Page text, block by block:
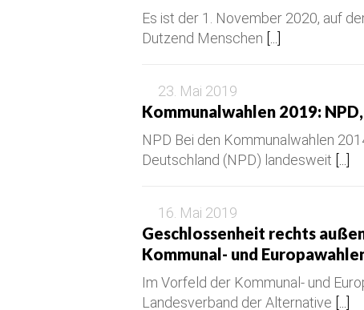
Es ist der 1. November 2020, auf
Dutzend Menschen
23. Mai 2019
Kommunalwahlen 2019:
NPD Bei den Kommunalwahlen
Deutschland (NPD) landesweit
16. Mai 2019
Geschlossenheit rechts
Kommunal- und
Im Vorfeld der Kommunal- und
Landesverband der Alternative